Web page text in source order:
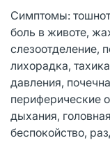
Симптомы:
боль в животе,
слезоотделение,
лихорадка,
давления,
периферические
дыхания,
беспокойство,